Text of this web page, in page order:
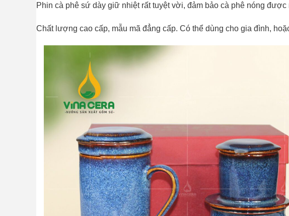
Phin cà phê sứ dày giữ nhiệt rất tuyệt vời, đảm bảo cà phê nóng
Chất lượng cao cấp, mẫu mã đẳng cấp. Có thể dùng cho gia đình,